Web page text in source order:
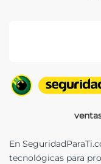
En
tecnológicas para